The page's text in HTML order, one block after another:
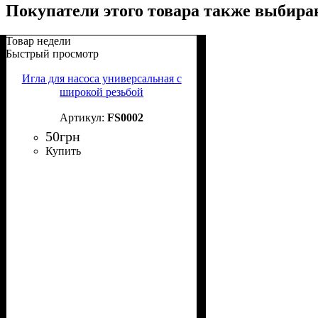
Покупатели этого товара также
Товар недели
Быстрый просмотр
Игла для насоса универсальная с
широкой резьбой
FS0002
50грн
Купить